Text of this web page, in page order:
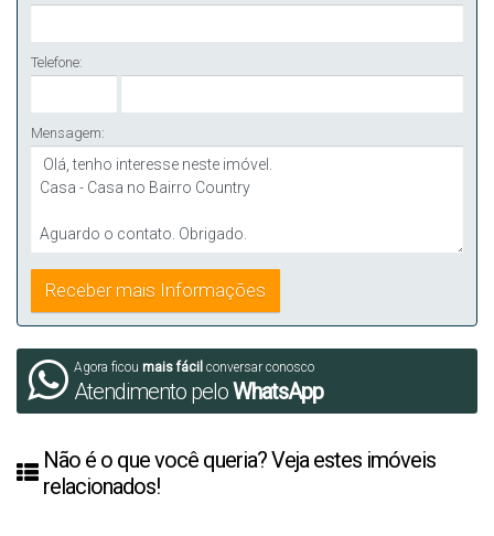
Telefone:
Mensagem:
Agora ficou mais fácil conversar conosco
Atendimento peloWhatsApp
Não é o que você queria? Veja estes imóveis
relacionados!